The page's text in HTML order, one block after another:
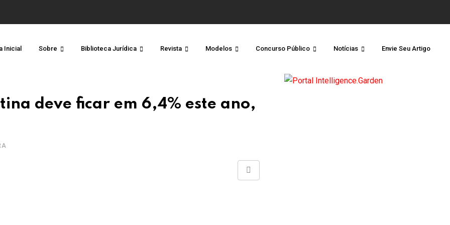
Inicial Sobre Biblioteca Jurídica Revista Modelos Concurso Público Notícias Envie Seu Artigo
deve ficar em 6,4% este ano,
Share